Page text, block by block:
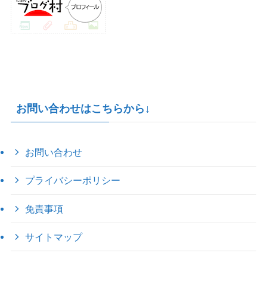
お問い合わせはこちらから↓
お問い合わせ
プライバシーポリシー
免責事項
サイトマップ